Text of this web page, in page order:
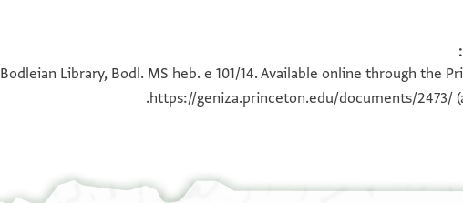
בפסטאט מצרים
חצר אלשיך אבי אלטאהר
אן אלרייס אבי אלבהא
100%
Bodleian Library, Bodl. MS heb. e 101/14. Available online through the
https://geniza.princeton.edu/documents/2473/